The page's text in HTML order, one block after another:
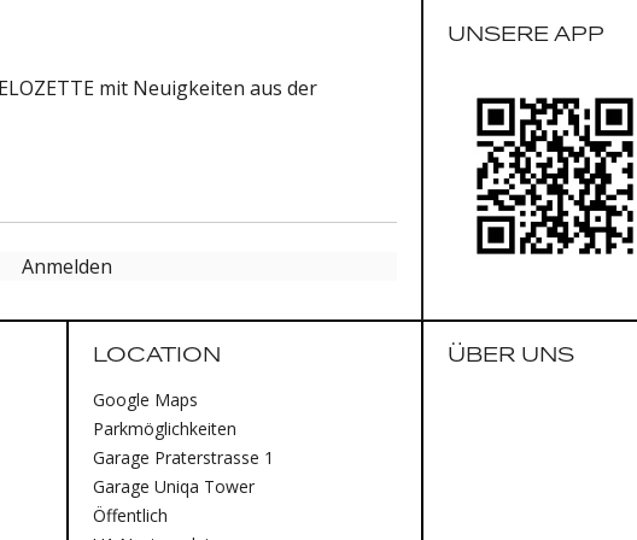
mit Neuigkeiten aus der
Anmelden
UNSERE APP
LOCATION
Google Maps
Parkmöglichkeiten
Garage Praterstrasse 1
Garage Uniqa Tower
Öffentlich
ÜBER UNS